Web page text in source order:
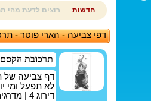
חדשות חוגגים יום
דפי צביעה-הארי פוטר-
תרכובת הקסם
דף צביעה של
לא תפעל ומי
דירוג 4
|